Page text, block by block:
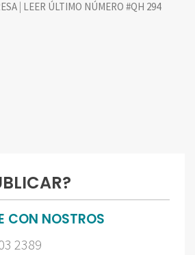
| LEER ÚLTIMO NÚMERO #QH 294
CON NOSTROS
2389